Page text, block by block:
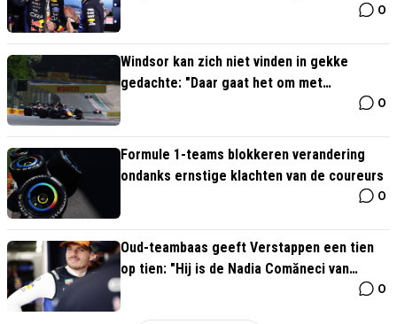
0
Windsor kan zich niet vinden in gekke
gedachte: "Daar gaat het om met
0
Formule 1-teams blokkeren verandering
ondanks ernstige klachten van de coureurs
0
Oud-teambaas geeft Verstappen een tien
op tien: "Hij is de Nadia Comăneci van
0